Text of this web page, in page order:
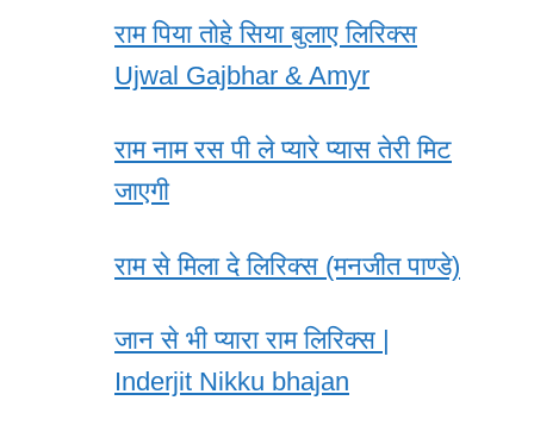
राम पिया तोहे सिया बुलाए लिरिक्स
Ujwal Gajbhar & Amyr
राम नाम रस पी ले प्यारे प्यास तेरी मिट
जाएगी
राम से मिला दे लिरिक्स (मनजीत पाण्डे)
जान से भी प्यारा राम लिरिक्स |
Inderjit Nikku bhajan